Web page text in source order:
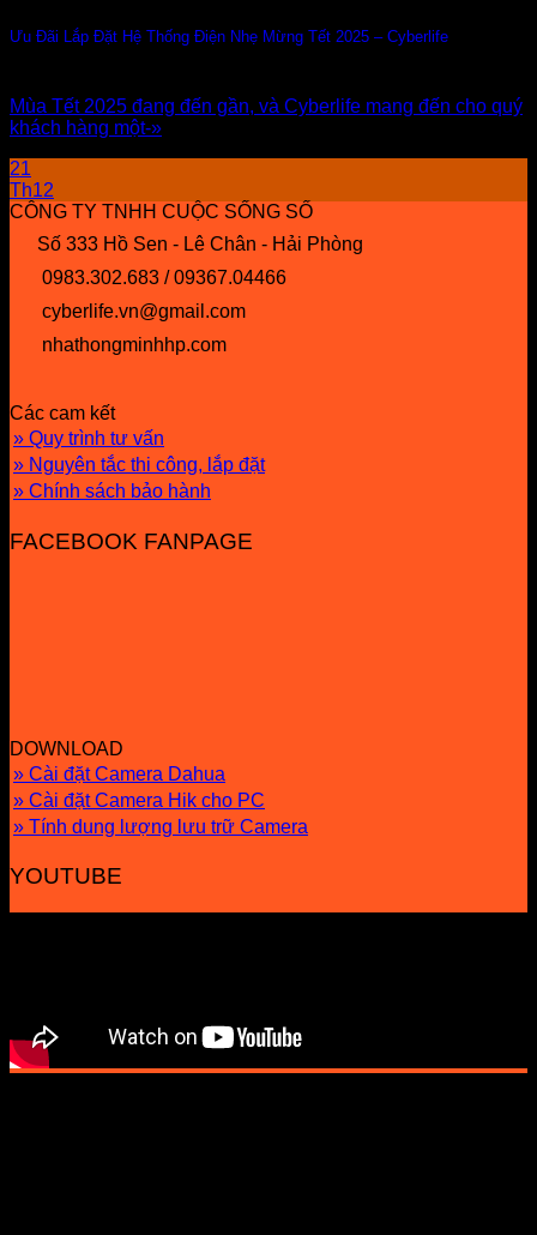
Ưu Đãi Lắp Đặt Hệ Thống Điện Nhẹ Mừng Tết 2025 – Cyberlife
Mùa Tết 2025 đang đến gần, và Cyberlife mang đến cho quý
khách hàng một-»
21
Th12
CÔNG TY TNHH CUỘC SỐNG SỐ
Số 333 Hồ Sen - Lê Chân - Hải Phòng
0983.302.683 / 09367.04466
cyberlife.vn@gmail.com
nhathongminhhp.com
Các cam kết
» Quy trình tư vấn
» Nguyên tắc thi công, lắp đặt
» Chính sách bảo hành
FACEBOOK FANPAGE
DOWNLOAD
» Cài đặt Camera Dahua
» Cài đặt Camera Hik cho PC
» Tính dung lượng lưu trữ Camera
YOUTUBE